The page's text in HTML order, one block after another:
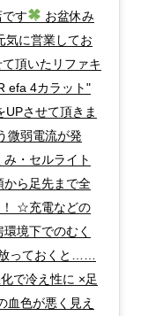
す
お盆休み
気に営業してお
頂いたリファキ
efa 4カラット"
させて頂きま
微弱電流が発
・セルライト
ら足先まで全
☆充電などの
境下でのむく
っておくと……
で冷え性に ×足
血色が悪く見え